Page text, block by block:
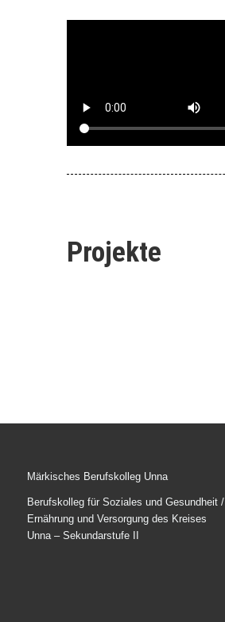
Projekte
Märkisches Berufskolleg Unna
Berufskolleg für Soziales und Gesundheit /
Ernährung und Versorgung des Kreises
Unna – Sekundarstufe II